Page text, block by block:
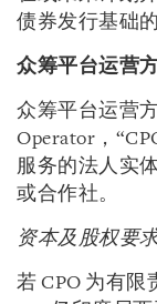
债券发行基础
众筹平台运营
众筹平台运营
Operator，
服务的法人实
或合作社。
资本及股权要
若 CPO 为有限